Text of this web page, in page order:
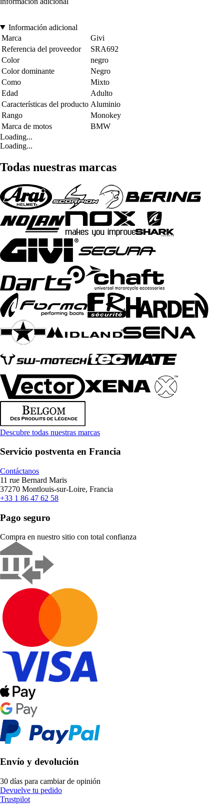
Información adicional
Marca
Givi
Referencia del proveedor
SRA692
Color
negro
Color dominante
Negro
Como
Mixto
Edad
Adulto
Características del producto Aluminio
Rango
Monokey
Marca de motos
BMW
Loading...
Loading...
Todas nuestras marcas
Descubre todas nuestras marcas
Servicio postventa en Francia
Contáctanos
11 rue Bernard Maris
37270 Montlouis-sur-Loire, Francia
+33 1 86 47 62 58
Pago seguro
Compra en nuestro sitio con total confianza
Envío y devolución
30 días para cambiar de opinión
Devuelve tu pedido
Trustpilot